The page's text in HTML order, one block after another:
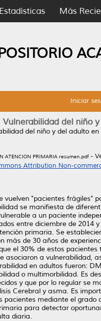
Estadísticas Más
Iniciar
Vulnerabilidad del niño
del niño y del adulto
ATENCION PRIMARIA resumen.pdf-
Attribution Non-
vuelven "pacientes frágiles"
se manifiesta de
a un paciente
entre diciembre de 2014
primaria. Se
más de 30 años de
el 30% de estos
asociaron a vulnerabilidad,
en adultos fueron:
o multimorbilidad. Es
y que por lo regular se
Cerebral y asma. Es
mediante el
para detectar
diaria.